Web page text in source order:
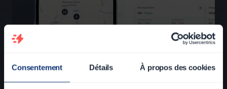
Consentement Détails À propos des cookies